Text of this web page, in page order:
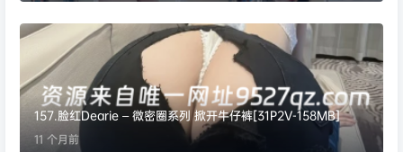
157.脸红Dearie – 微密圈系列 掀开牛仔裤[31P2V-158MB]
11 个月前